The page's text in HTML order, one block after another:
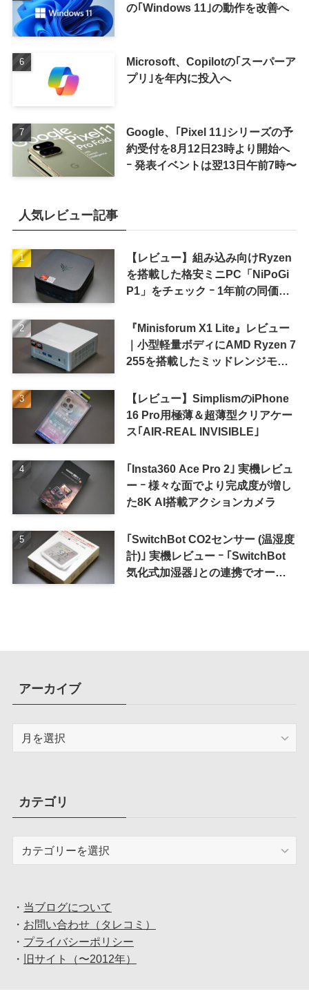
の｢Windows 11｣の動作を改善へ
Microsoft、Copilotの｢スーパーア
プリ｣を年内に投入へ
Google、｢Pixel 11｣シリーズの予
約受付を8月12日23時より開始へ
ｰ 発表イベントは翌13日午前7時〜
人気レビュー記事
【レビュー】組み込み向けRyzen
を搭載した格安ミニPC「NiPoGi
P1」をチェック ｰ 1年前の同価格
『Minisforum X1 Lite』レビュー
｜小型軽量ボディにAMD Ryzen 7
255を搭載したミッドレンジモデ
【レビュー】SimplismのiPhone
16 Pro用極薄＆超薄型クリアケー
ス｢AIR-REAL INVISIBLE｣
｢Insta360 Ace Pro 2｣ 実機レビュ
ー ｰ 様々な面でより完成度が増し
た8K AI搭載アクションカメラ
｢SwitchBot CO2センサー (温湿度
計)｣ 実機レビュー ｰ ｢SwitchBot
気化式加湿器｣との連携でオート
アーカイブ
ブカテゴリ
・ 当ブログについて
・ お問い合わせ（タレコミ）
・ プライバシーポリシー
・
旧サイト（〜2012年）